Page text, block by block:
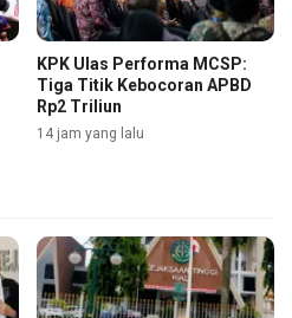
KPK Ulas Performa MCSP:
Tiga Titik Kebocoran APBD
Rp2 Triliun
14 jam yang lalu